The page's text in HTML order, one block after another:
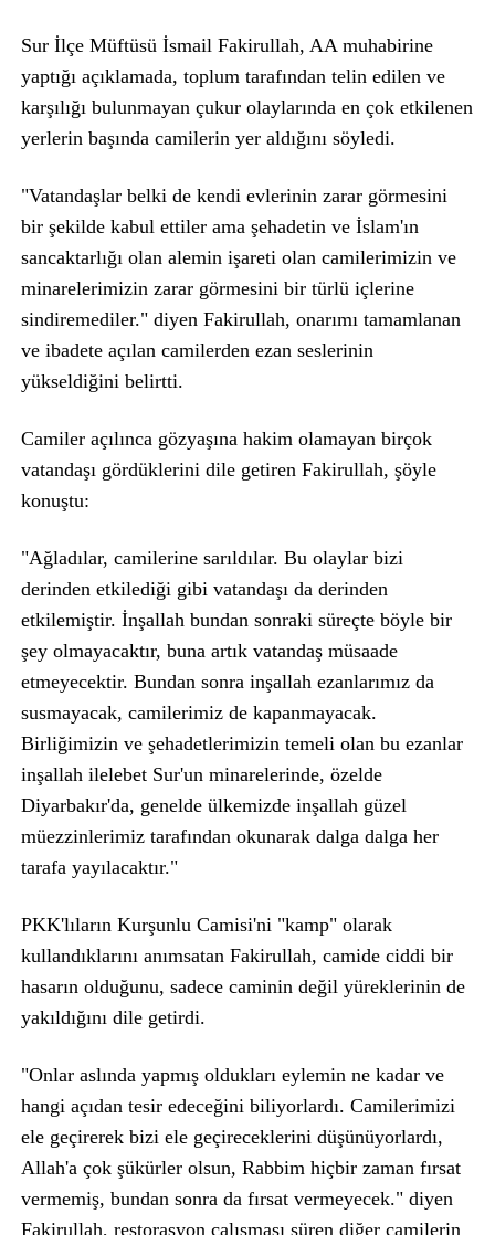
Sur İlçe Müftüsü İsmail Fakirullah, AA muhabirine
yaptığı açıklamada, toplum tarafından telin edilen ve
karşılığı bulunmayan çukur olaylarında en çok etkilenen
yerlerin başında camilerin yer aldığını söyledi.
"Vatandaşlar belki de kendi evlerinin zarar görmesini
bir şekilde kabul ettiler ama şehadetin ve İslam'ın
sancaktarlığı olan alemin işareti olan camilerimizin ve
minarelerimizin zarar görmesini bir türlü içlerine
sindiremediler." diyen Fakirullah, onarımı tamamlanan
ve ibadete açılan camilerden ezan seslerinin
yükseldiğini belirtti.
Camiler açılınca gözyaşına hakim olamayan birçok
vatandaşı gördüklerini dile getiren Fakirullah, şöyle
konuştu:
"Ağladılar, camilerine sarıldılar. Bu olaylar bizi
derinden etkilediği gibi vatandaşı da derinden
etkilemiştir. İnşallah bundan sonraki süreçte böyle bir
şey olmayacaktır, buna artık vatandaş müsaade
etmeyecektir. Bundan sonra inşallah ezanlarımız da
susmayacak, camilerimiz de kapanmayacak.
Birliğimizin ve şehadetlerimizin temeli olan bu ezanlar
inşallah ilelebet Sur'un minarelerinde, özelde
Diyarbakır'da, genelde ülkemizde inşallah güzel
müezzinlerimiz tarafından okunarak dalga dalga her
tarafa yayılacaktır."
PKK'lıların Kurşunlu Camisi'ni "kamp" olarak
kullandıklarını anımsatan Fakirullah, camide ciddi bir
hasarın olduğunu, sadece caminin değil yüreklerinin de
yakıldığını dile getirdi.
"Onlar aslında yapmış oldukları eylemin ne kadar ve
hangi açıdan tesir edeceğini biliyorlardı. Camilerimizi
ele geçirerek bizi ele geçireceklerini düşünüyorlardı,
Allah'a çok şükürler olsun, Rabbim hiçbir zaman fırsat
vermemiş, bundan sonra da fırsat vermeyecek." diyen
Fakirullah, restorasyon çalışması süren diğer camilerin